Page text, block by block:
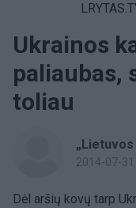
Ukrainos
paliaubas,
toliau
2014-07-31
Dėl aršių kovų tarp